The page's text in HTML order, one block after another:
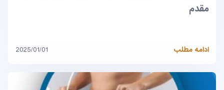
مقدم
ادامه مطلب 2025/01/01